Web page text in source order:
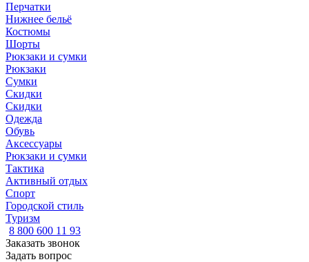
Перчатки
Нижнее бельё
Костюмы
Шорты
Рюкзаки и сумки
Рюкзаки
Сумки
Скидки
Скидки
Одежда
Обувь
Аксессуары
Рюкзаки и сумки
Тактика
Активный отдых
Спорт
Городской стиль
Туризм
8 800 600 11 93
Заказать звонок
Задать вопрос